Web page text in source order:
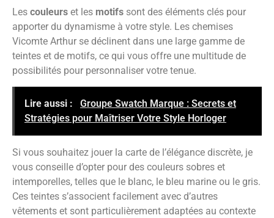
Les couleurs et les motifs sont des éléments clés pour
apporter du dynamisme à votre style. Les chemises
Vicomte Arthur se déclinent dans une large gamme de
teintes et de motifs, ce qui vous offre une multitude de
possibilités pour personnaliser votre tenue.
Lire aussi :
Groupe Swatch Marque : Secrets et
Stratégies pour Maîtriser Votre Style Horloger
Si vous souhaitez jouer la carte de l’élégance discrète, je
vous conseille d’opter pour des couleurs sobres et
intemporelles, telles que le blanc, le bleu marine ou le gris.
Ces teintes s’associent facilement avec d’autres
vêtements et sont particulièrement adaptées au contexte